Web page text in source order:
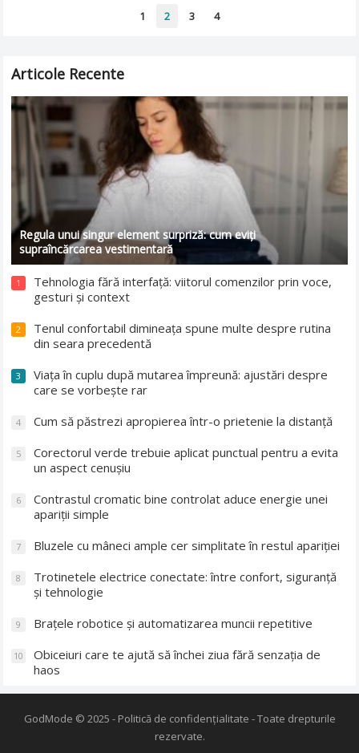
1 2 3 4
Articole Recente
Regula unui singur element surpriză: cum eviți
supraîncărcarea vestimentară
1
Tehnologia fără interfață: viitorul comenzilor prin voce,
gesturi și context
2
Tenul confortabil dimineața spune multe despre rutina
din seara precedentă
3
Viața în cuplu după mutarea împreună: ajustări despre
care se vorbește rar
4 Cum să păstrezi apropierea într-o prietenie la distanță
5
Corectorul verde trebuie aplicat punctual pentru a evita
un aspect cenușiu
6
Contrastul cromatic bine controlat aduce energie unei
apariții simple
7 Bluzele cu mâneci ample cer simplitate în restul apariției
8
Trotinetele electrice conectate: între confort, siguranță
și tehnologie
9 Brațele robotice și automatizarea muncii repetitive
10
Obiceiuri care te ajută să închei ziua fără senzația de
haos
GodMode © 2025 - Politică de confidențialitate - Toate drepturile
rezervate.